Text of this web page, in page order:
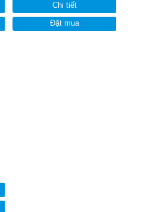
Chi tiết
Đặt mua